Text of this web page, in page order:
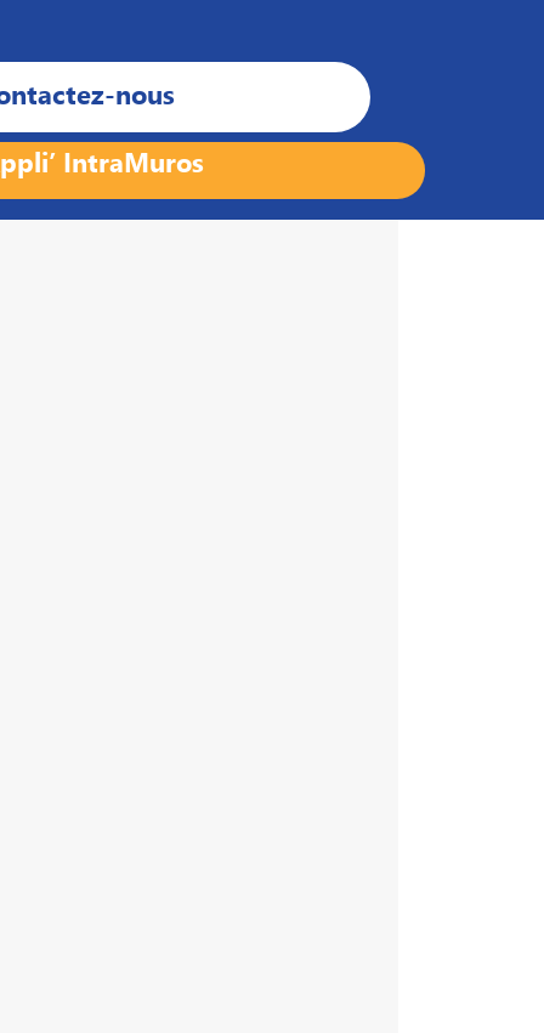
nous
IntraMuros